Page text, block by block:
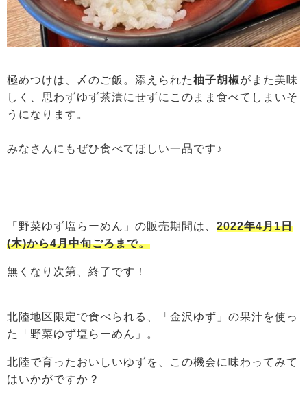
極めつけは、〆のご飯。添えられた柚子胡椒がまた美味
しく、思わずゆず茶漬にせずにこのまま食べてしまいそ
うになります。
みなさんにもぜひ食べてほしい一品です♪
「野菜ゆず塩らーめん」の販売期間は、 2022年4月1日
(木)から4月中旬ごろまで。
無くなり次第、終了です！
北陸地区限定で食べられる、「金沢ゆず」の果汁を使っ
た「野菜ゆず塩らーめん」。
北陸で育ったおいしいゆずを、この機会に味わってみて
はいかがですか？